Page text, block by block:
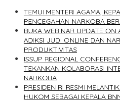
TEMUI MENTERI AGAMA,
PENCEGAHAN NARKOBA
BUKA WEBINAR UPDATE ON
ADIKSI JUDI ONLINE DAN
PRODUKTIVITAS
ISSUP REGIONAL
TEKANKAN KOLABORASI
NARKOBA
PRESIDEN RI RESMI
HUKOM SEBAGAI KEPALA